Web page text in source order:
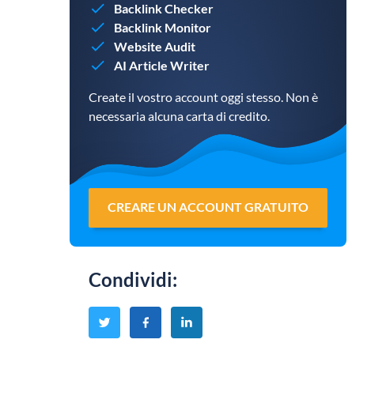
Backlink Checker
Backlink Monitor
Website Audit
AI Article Writer
Create il vostro account oggi stesso. Non è
necessaria alcuna carta di credito.
CREARE UN ACCOUNT GRATUITO
Condividi: